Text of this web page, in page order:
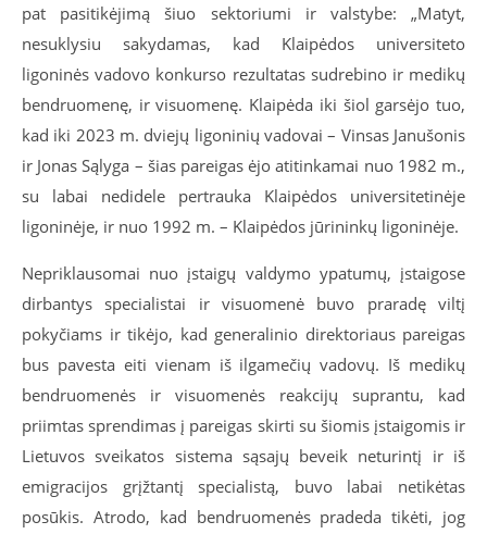
pat pasitikėjimą šiuo sektoriumi ir valstybe: „Matyt,
nesuklysiu sakydamas, kad Klaipėdos universiteto
ligoninės vadovo konkurso rezultatas sudrebino ir medikų
bendruomenę, ir visuomenę. Klaipėda iki šiol garsėjo tuo,
kad iki 2023 m. dviejų ligoninių vadovai – Vinsas Janušonis
ir Jonas Sąlyga – šias pareigas ėjo atitinkamai nuo 1982 m.,
su labai nedidele pertrauka Klaipėdos universitetinėje
ligoninėje, ir nuo 1992 m. – Klaipėdos jūrininkų ligoninėje.
Nepriklausomai nuo įstaigų valdymo ypatumų, įstaigose
dirbantys specialistai ir visuomenė buvo praradę viltį
pokyčiams ir tikėjo, kad generalinio direktoriaus pareigas
bus pavesta eiti vienam iš ilgamečių vadovų. Iš medikų
bendruomenės ir visuomenės reakcijų suprantu, kad
priimtas sprendimas į pareigas skirti su šiomis įstaigomis ir
Lietuvos sveikatos sistema sąsajų beveik neturintį ir iš
emigracijos grįžtantį specialistą, buvo labai netikėtas
posūkis. Atrodo, kad bendruomenės pradeda tikėti, jog